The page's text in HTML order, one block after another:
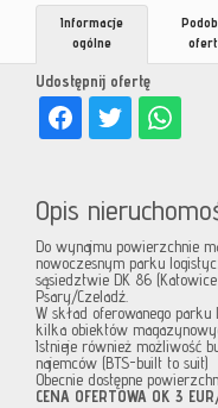
Udostępnij ofertę
Informacje
ogólne
Opis
Do wynajmu powierzchnie
nowoczesnym parku
sąsiedztwie DK 86
Psary/Czeladź.
W skład oferowanego
kilka obiektów
Istnieje również możliwość
najemców (BTS-built to suit)
Obecnie dostępne
CENA OFERTOWA OK 3